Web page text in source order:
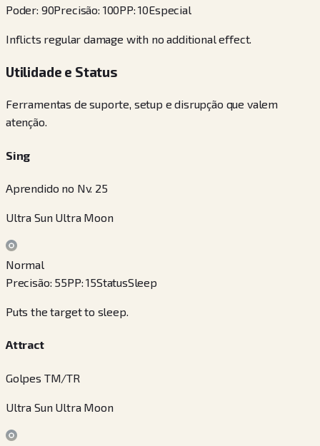
Poder: 90Precisão: 100PP:10Especial
Inflicts regular damage with no additional effect.
Utilidade e Status
Ferramentas de suporte, setup e disrupção que valem
atenção.
Sing
Aprendido no Nv. 25
Ultra Sun Ultra Moon
Normal
Precisão: 55PP:15StatusSleep
Puts the target to sleep.
Attract
Golpes TM/TR
Ultra Sun Ultra Moon